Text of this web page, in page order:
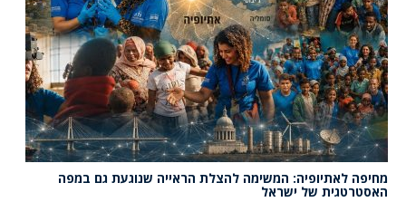
מחיפה לאתיופיה: המשימה להצלת הראייה שנוגעת גם במפה
האסטרטגית של ישראל